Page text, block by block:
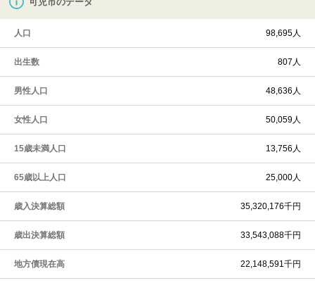
人口 98,695人
出生数 807人
男性人口 48,636人
女性人口 50,059人
15歳未満人口 13,756人
65歳以上人口 25,000人
歳入決算総額 35,320,176千円
歳出決算総額 33,543,088千円
地方債現在高 22,148,591千円